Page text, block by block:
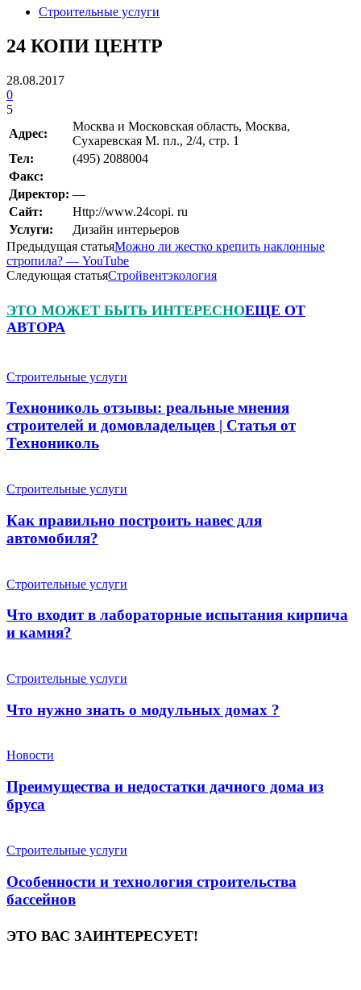
Строительные услуги
24 КОПИ ЦЕНТР
28.08.2017
0
5
Адрес:
Москва и Московская область, Москва,
Сухаревская М. пл., 2/4, стр. 1
Teл:
(495) 2088004
Факс:
Директор: —
Сайт:
Http://www.24copi. ru
Услуги:
Дизайн интерьеров
Предыдущая статьяМожно ли жестко крепить наклонные
стропила? — YouTube
Следующая статьяСтройвентэкология
ЭТО МОЖЕТ БЫТЬ ИНТЕРЕСНОЕЩЕ ОТ
АВТОРА
Строительные услуги
Технониколь отзывы: реальные мнения
строителей и домовладельцев | Статья от
Технониколь
Строительные услуги
Как правильно построить навес для
автомобиля?
Строительные услуги
Что входит в лабораторные испытания кирпича
и камня?
Строительные услуги
Что нужно знать о модульных домах ?
Новости
Преимущества и недостатки дачного дома из
бруса
Строительные услуги
Особенности и технология строительства
бассейнов
ЭТО ВАС ЗАИНТЕРЕСУЕТ!